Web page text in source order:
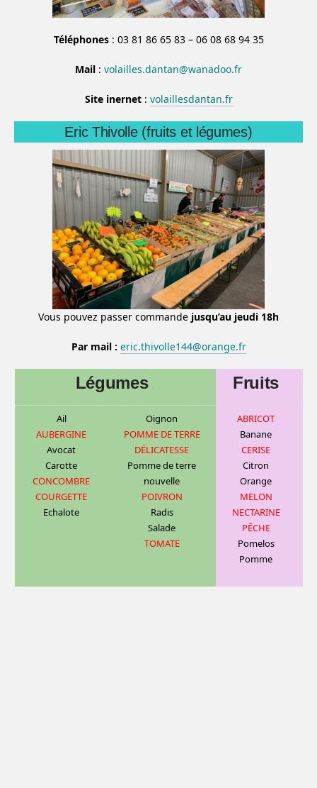
Téléphones: 03 81 86 65 83 – 06 08 68 94 35
Mail : volailles.dantan@wanadoo.fr
Site inernet: volaillesdantan.fr
Eric Thivolle (fruits et légumes)
Vous pouvez passer commande jusqu’au jeudi 18h
Par mail : eric.thivolle144@orange.fr
Légumes Fruits
Ail
AUBERGINE
Avocat
Carotte
CONCOMBRE
COURGETTE
Echalote
Oignon
POMME DE TERRE
DÉLICATESSE
Pomme de terre
nouvelle
POIVRON
Radis
Salade
TOMATE
ABRICOT
Banane
CERISE
Citron
Orange
MELON
NECTARINE
PÊCHE
Pomelos
Pomme